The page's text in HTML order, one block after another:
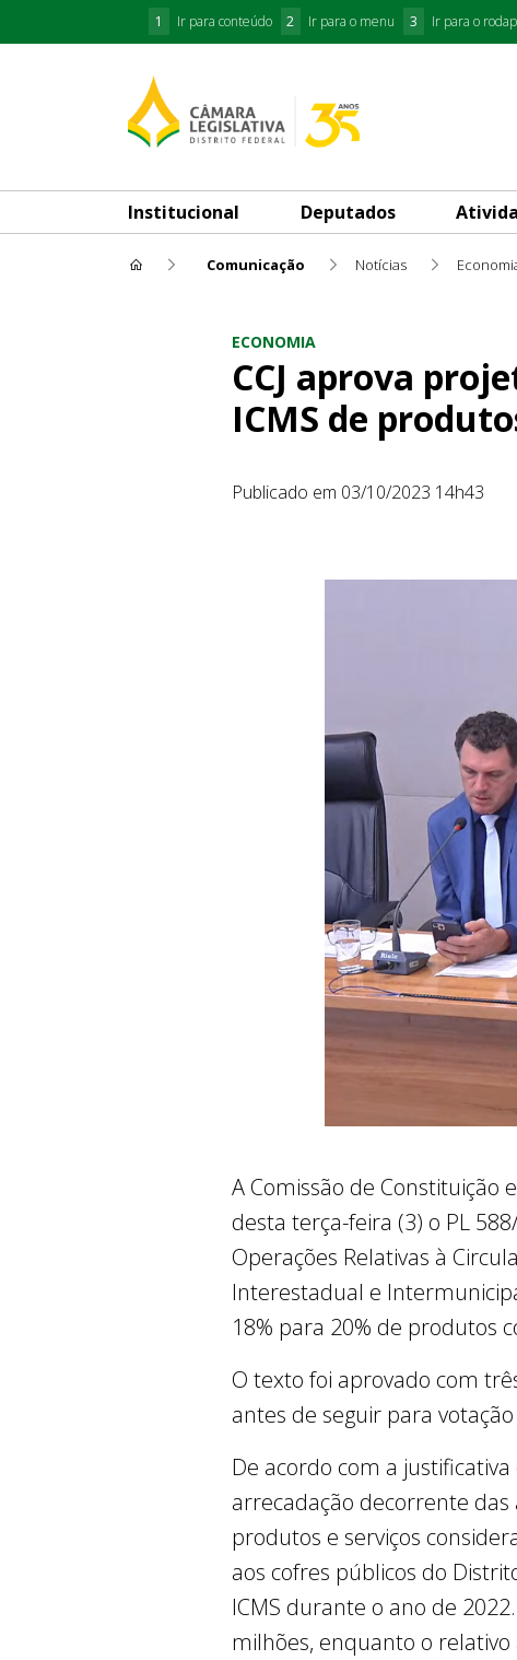
1 Ir para conteúdo 2 Ir para o menu 3 Ir para o
Institucional Deputados
Comunicação Notícias
ECONOMIA
CCJ aprova
ICMS de
Publicado em 03/10/2023 14h43
A Comissão de Constituição
desta terça-feira (3) o PL
Operações Relativas à
Interestadual e
18% para 20% de produtos
O texto foi aprovado com
antes de seguir para
De acordo com a
arrecadação decorrente
produtos e serviços
aos cofres públicos do
ICMS durante o ano de
milhões, enquanto o relativo